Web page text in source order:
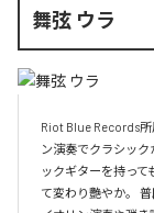
舞弦 ウラ
Riot Blue Records
ン演奏でクラシッ
ックギターを持っ
て変わり艷やか。